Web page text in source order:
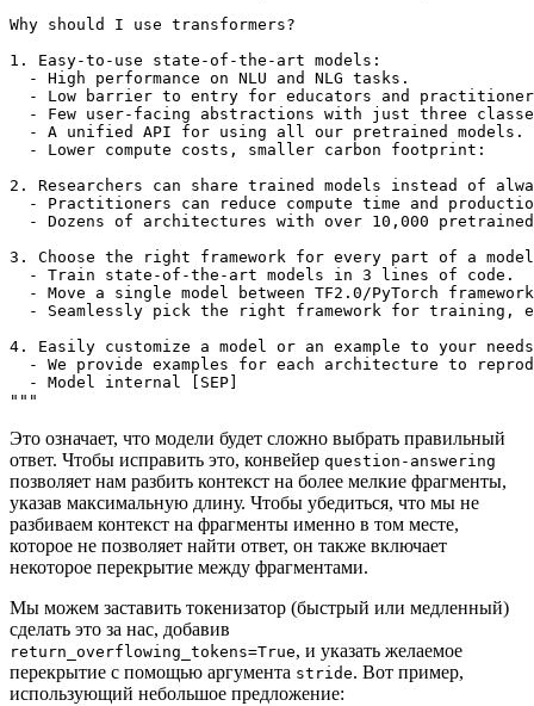
Why should I use transformers?
1. Easy-to-use state-of-the-art models:
  - High performance on NLU and NLG tasks.
- Low barrier to entry for educators and
- Few user-facing abstractions with just three
  - A unified API for using all our pretrained models.
  - Lower compute costs, smaller carbon footprint:
2. Researchers can share trained models instead of
- Practitioners can reduce compute time and
- Dozens of architectures with over 10,000
3. Choose the right framework for every part of a
  - Train state-of-the-art models in 3 lines of code.
- Move a single model between TF2.0/PyTorch
- Seamlessly pick the right framework for training,
4. Easily customize a model or an example to your
- We provide examples for each architecture to
  - Model internal [SEP]
"""
Это означает, что модели будет сложно выбрать правильный
ответ. Чтобы исправить это, конвейер question-answering
позволяет нам разбить контекст на более мелкие фрагменты,
указав максимальную длину. Чтобы убедиться, что мы не
разбиваем контекст на фрагменты именно в том месте,
которое не позволяет найти ответ, он также включает
некоторое перекрытие между фрагментами.
Мы можем заставить токенизатор (быстрый или медленный)
сделать это за нас, добавив
return_overflowing_tokens=True, и указать желаемое
перекрытие с помощью аргумента stride. Вот пример,
использующий небольшое предложение: